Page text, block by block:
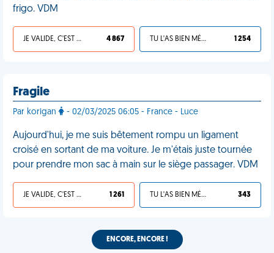
frigo. VDM
JE VALIDE, C'EST UNE VDM 4 867 TU L'AS BIEN MÉRITÉ 1 254
Fragile
Par korigan - 02/03/2025 06:05 - France - Luce
Aujourd'hui, je me suis bêtement rompu un ligament
croisé en sortant de ma voiture. Je m'étais juste tournée
pour prendre mon sac à main sur le siège passager. VDM
JE VALIDE, C'EST UNE VDM 1 261 TU L'AS BIEN MÉRITÉ 343
ENCORE, ENCORE !